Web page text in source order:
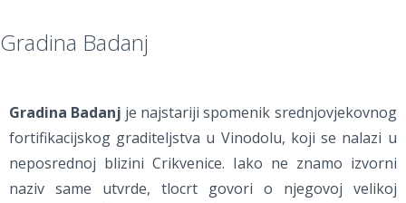
Gradina Badanj
Gradina Badanj je najstariji spomenik srednjovjekovnog
fortifikacijskog graditeljstva u Vinodolu, koji se nalazi u
neposrednoj blizini Crikvenice. Iako ne znamo izvorni
naziv same utvrde, tlocrt govori o njegovoj velikoj